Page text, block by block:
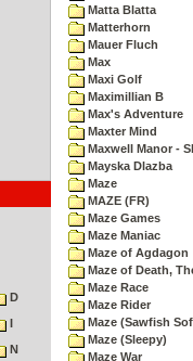
D
I
N
Matta Blatta
Matterhorn
Mauer Fluch
Max
Maxi Golf
Maximillian B
Max's Adventure
Maxter Mind
Maxwell Manor -
Mayska Dlazba
Maze
MAZE (FR)
Maze Games
Maze Maniac
Maze of Agdagon
Maze of Death,
Maze Race
Maze Rider
Maze (Sawfish
Maze (Sleepy)
Maze War